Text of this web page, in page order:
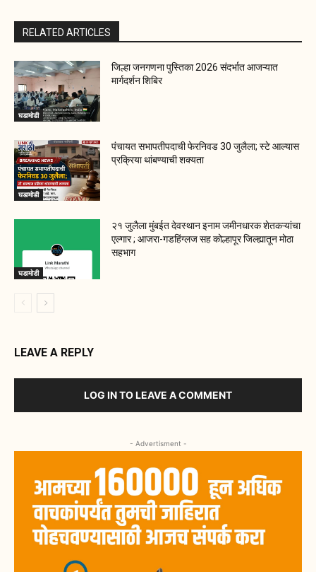
RELATED ARTICLES
घडामोडी
जिल्हा जनगणना पुस्तिका 2026 संदर्भात आजऱ्यात
मार्गदर्शन शिबिर
घडामोडी
पंचायत सभापतीपदाची फेरनिवड 30 जुलैला; स्टे आल्यास
प्रक्रिया थांबण्याची शक्यता
घडामोडी
२१ जुलैला मुंबईत देवस्थान इनाम जमीनधारक शेतकऱ्यांचा
एल्गार ; आजरा-गडहिंग्लज सह कोल्हापूर जिल्ह्यातून मोठा
सहभाग
LEAVE A REPLY
LOG IN TO LEAVE A COMMENT
- Advertisment -